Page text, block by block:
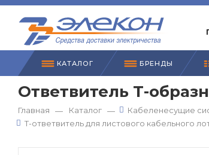
КАТАЛОГ БРЕНДЫ
Ответвитель Т-
Главная — Каталог — Кабеленесущие
Т-ответвитель для листового кабельного